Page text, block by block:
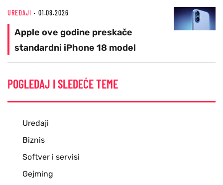
UREĐAJI 01.08.2026
Apple ove godine preskače
standardni iPhone 18 model
POGLEDAJ I SLEDEĆE TEME
Uređaji
Biznis
Softver i servisi
Gejming